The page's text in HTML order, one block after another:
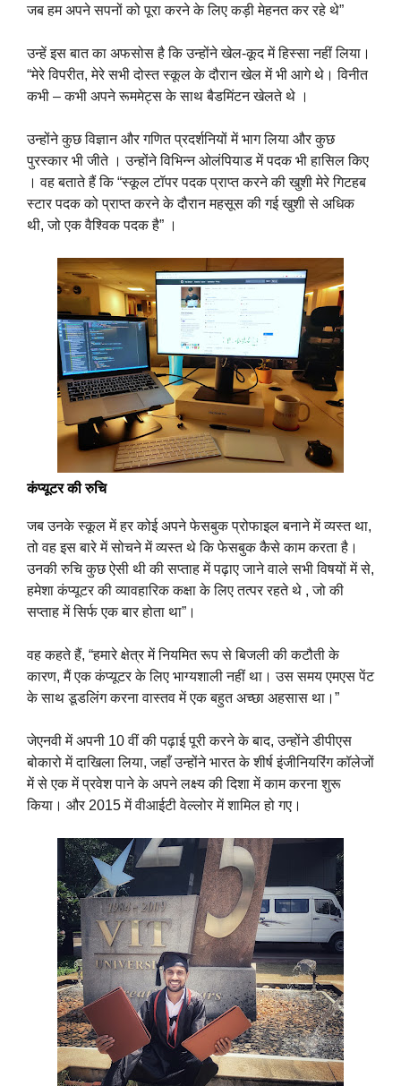
जब हम अपने सपनों को पूरा करने के लिए कड़ी मेहनत कर रहे थे”
उन्हें इस बात का अफसोस है कि उन्होंने खेल-कूद में हिस्सा नहीं लिया।
“मेरे विपरीत, मेरे सभी दोस्त स्कूल के दौरान खेल में भी आगे थे। विनीत
कभी – कभी अपने रूममेट्स के साथ बैडमिंटन खेलते थे ।
उन्होंने कुछ विज्ञान और गणित प्रदर्शनियों में भाग लिया और कुछ
पुरस्कार भी जीते । उन्होंने विभिन्न ओलंपियाड में पदक भी हासिल किए
। वह बताते हैं कि “स्कूल टॉपर पदक प्राप्त करने की खुशी मेरे गिटहब
स्टार पदक को प्राप्त करने के दौरान महसूस की गई खुशी से अधिक
थी, जो एक वैश्विक पदक है” ।
कंप्यूटर की रुचि
जब उनके स्कूल में हर कोई अपने फेसबुक प्रोफाइल बनाने में व्यस्त था,
तो वह इस बारे में सोचने में व्यस्त थे कि फेसबुक कैसे काम करता है।
उनकी रुचि कुछ ऐसी थी की सप्ताह में पढ़ाए जाने वाले सभी विषयों में से,
हमेशा कंप्यूटर की व्यावहारिक कक्षा के लिए तत्पर रहते थे , जो की
सप्ताह में सिर्फ एक बार होता था”।
वह कहते हैं, “हमारे क्षेत्र में नियमित रूप से बिजली की कटौती के
कारण, मैं एक कंप्यूटर के लिए भाग्यशाली नहीं था। उस समय एमएस पेंट
के साथ डूडलिंग करना वास्तव में एक बहुत अच्छा अहसास था।”
जेएनवी में अपनी 10 वीं की पढ़ाई पूरी करने के बाद, उन्होंने डीपीएस
बोकारो में दाखिला लिया, जहाँ उन्होंने भारत के शीर्ष इंजीनियरिंग कॉलेजों
में से एक में प्रवेश पाने के अपने लक्ष्य की दिशा में काम करना शुरू
किया। और 2015 में वीआईटी वेल्लोर में शामिल हो गए।